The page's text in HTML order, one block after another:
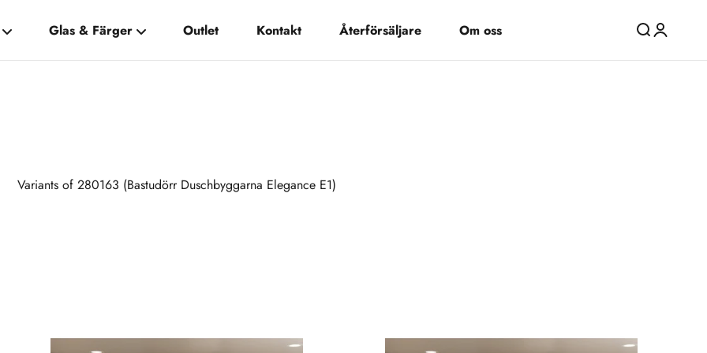
Glas & Färger Outlet Kontakt Återförsäljare Om oss Öppna sök
Öppna
Variants of 280163 (Bastudörr Duschbyggarna Elegance E1)